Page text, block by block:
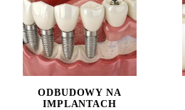
ODBUDOWY NA
IMPLANTACH